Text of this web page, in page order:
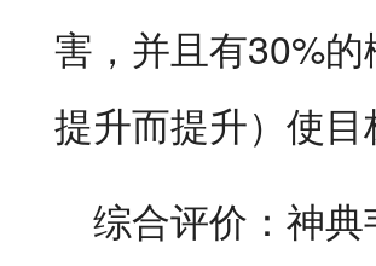
害，并且有30%
提升而提升）使
综合评价：神